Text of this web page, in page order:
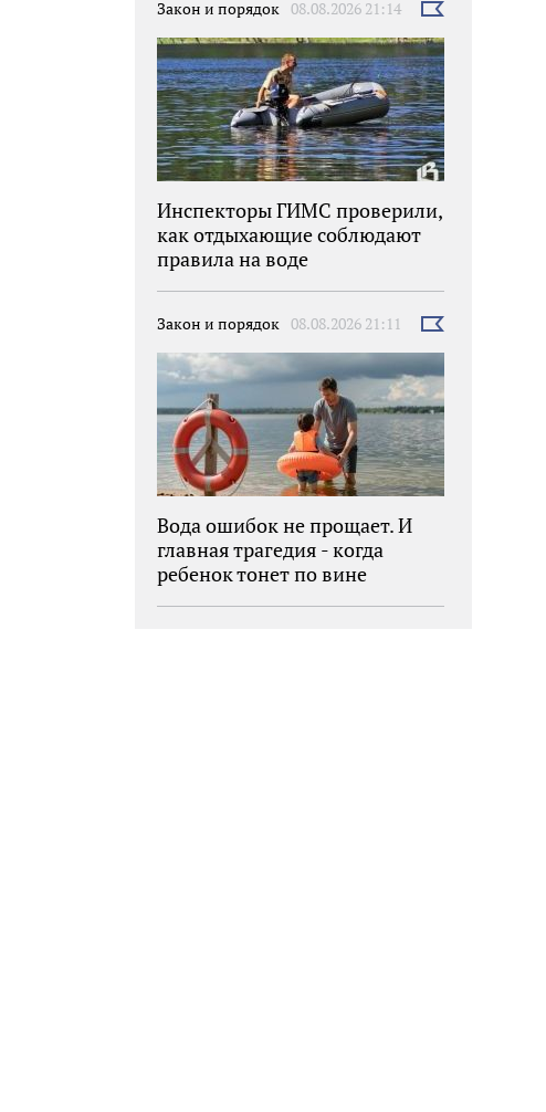
Закон и порядок 08.08.2026 21:14
Выбрать
Инспекторы ГИМС проверили,
как отдыхающие соблюдают
правила на воде
Закон и порядок 08.08.2026 21:11
Выбрать
Вода ошибок не прощает. И
главная трагедия - когда
ребенок тонет по вине